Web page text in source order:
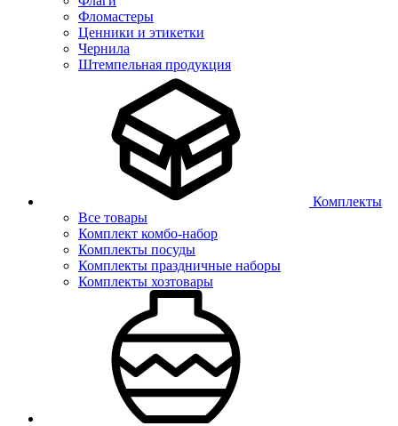
Фломастеры
Ценники и этикетки
Чернила
Штемпельная продукция
Комплекты
Все товары
Комплект комбо-набор
Комплекты посуды
Комплекты праздничные наборы
Комплекты хозтовары